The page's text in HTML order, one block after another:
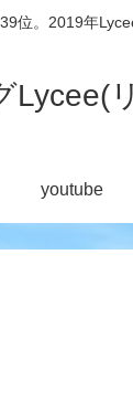
。2019年
Lycee(
youtube